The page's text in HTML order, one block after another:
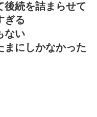
後続を詰まらせて
ぎる
ない
まにしかなかった